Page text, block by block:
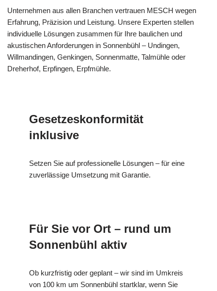
Unternehmen aus allen Branchen vertrauen MESCH wegen
Erfahrung, Präzision und Leistung. Unsere Experten stellen
individuelle Lösungen zusammen für Ihre baulichen und
akustischen Anforderungen in Sonnenbühl – Undingen,
Willmandingen, Genkingen, Sonnenmatte, Talmühle oder
Dreherhof, Erpfingen, Erpfmühle.
Gesetzeskonformität
inklusive
Setzen Sie auf professionelle Lösungen – für eine
zuverlässige Umsetzung mit Garantie.
Für Sie vor Ort – rund um
Sonnenbühl aktiv
Ob kurzfristig oder geplant – wir sind im Umkreis
von 100 km um Sonnenbühl startklar, wenn Sie